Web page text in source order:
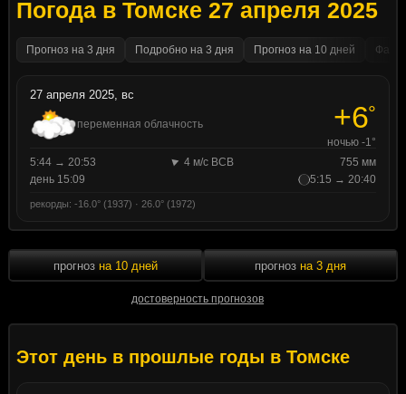
Погода в Томске 27 апреля 2025
Прогноз на 3 дня Подробно на 3 дня Прогноз на 10 дней
27 апреля 2025, вс
переменная облачность +6°
ночью -1°
5:44 → 20:53
4 м/с ВСВ
755 мм
день 15:09
5:15 → 20:40
рекорды: -16.0° (1937) · 26.0° (1972)
прогноз на 10 дней
достоверность прогнозов
прогноз на 3 дня
Этот день в прошлые годы в Томске